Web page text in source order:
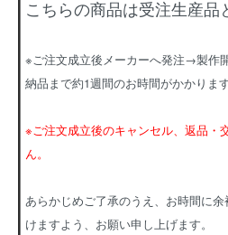
こちらの商品は受注生産品
※ご注文成立後メーカーへ発注→製作
納品まで約1週間のお時間がかかります
※ご注文成立後のキャンセル、返品・
ん。
あらかじめご了承のうえ、お時間に
けますよう、お願い申し上げます。